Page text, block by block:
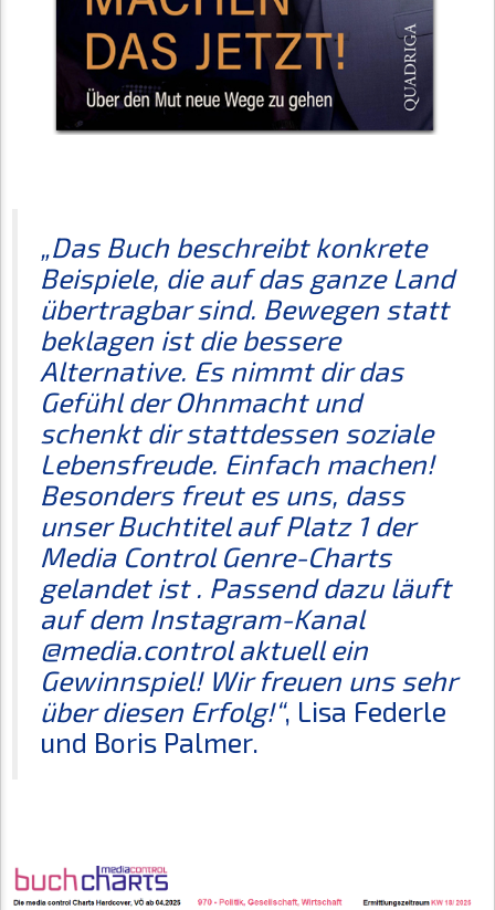
„Das Buch beschreibt konkrete
Beispiele, die auf das ganze Land
übertragbar sind. Bewegen statt
beklagen ist die bessere
Alternative. Es nimmt dir das
Gefühl der Ohnmacht und
schenkt dir stattdessen soziale
Lebensfreude. Einfach machen!
Besonders freut es uns, dass
unser Buchtitel auf Platz 1 der
Media Control Genre-Charts
gelandet ist . Passend dazu läuft
auf dem Instagram-Kanal
@media.control aktuell ein
Gewinnspiel! Wir freuen uns sehr
über diesen Erfolg!“, Lisa Federle
und Boris Palmer.